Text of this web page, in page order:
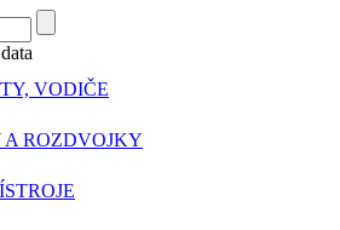
VODIČE
ROZDVOJKY